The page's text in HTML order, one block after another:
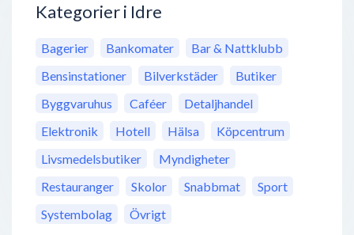
Kategorier i Idre
Bagerier Bankomater
Bar & Nattklubb
Bensinstationer
Bilverkstäder
Butiker
Byggvaruhus
Caféer
Detaljhandel
Elektronik
Hotell Hälsa
Köpcentrum
Livsmedelsbutiker
Myndigheter
Restauranger
Skolor Snabbmat
Sport
Systembolag
Övrigt